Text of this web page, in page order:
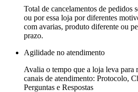
Total de cancelamentos de pedidos
ou por essa loja por diferentes
com avarias, produto diferente ou
prazo.
Agilidade no atendimento
Avalia o tempo que a loja leva para
canais de atendimento: Protocolo,
Perguntas e Respostas